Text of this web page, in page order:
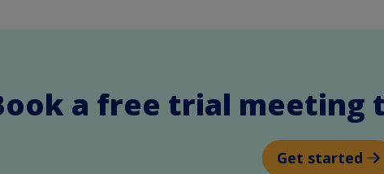
a free trial meeting
Get started